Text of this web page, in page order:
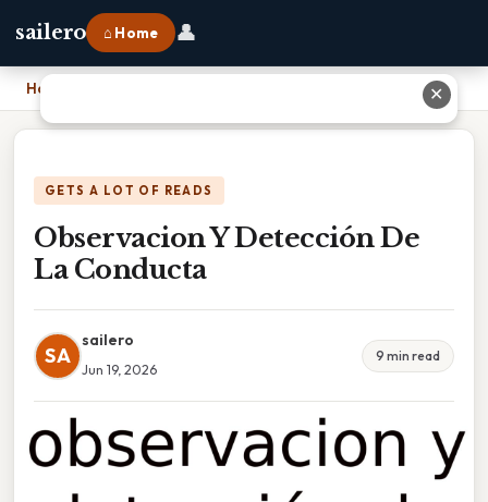
sailero ⌂ Home 👤
Home
GETS A LOT OF READS
Observacion Y Detección De
La Conducta
SA
sailero
Jun 19, 2026
9 min read
✕